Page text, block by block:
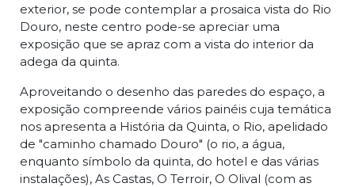
exterior, se pode contemplar a prosaica vista do Rio
Douro, neste centro pode-se apreciar uma
exposição que se apraz com a vista do interior da
adega da quinta.
Aproveitando o desenho das paredes do espaço, a
exposição compreende vários painéis cuja temática
nos apresenta a História da Quinta, o Rio, apelidado
de "caminho chamado Douro" (o rio, a água,
enquanto símbolo da quinta, do hotel e das várias
instalações), As Castas, O Terroir, O Olival (com as